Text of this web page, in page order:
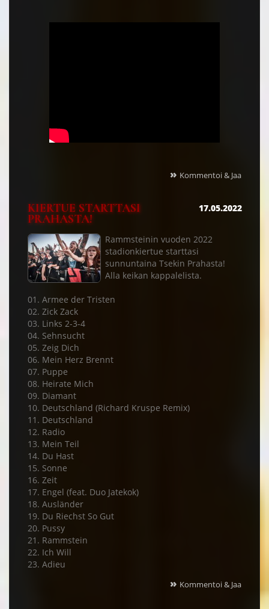
» Kommentoi & Jaa
KIERTUE STARTTASI
PRAHASTA!
17.05.2022
Rammsteinin vuoden 2022
stadionkiertue starttasi
sunnuntaina Tsekin Prahasta!
Alla keikan kappalelista.
01. Armee der Tristen
02. Zick Zack
03. Links 2-3-4
04. Sehnsucht
05. Zeig Dich
06. Mein Herz Brennt
07. Puppe
08. Heirate Mich
09. Diamant
10. Deutschland (Richard Kruspe Remix)
11. Deutschland
12. Radio
13. Mein Teil
14. Du Hast
15. Sonne
16. Zeit
17. Engel (feat. Duo Jatekok)
18. Ausländer
19. Du Riechst So Gut
20. Pussy
21. Rammstein
22. Ich Will
23. Adieu
» Kommentoi & Jaa